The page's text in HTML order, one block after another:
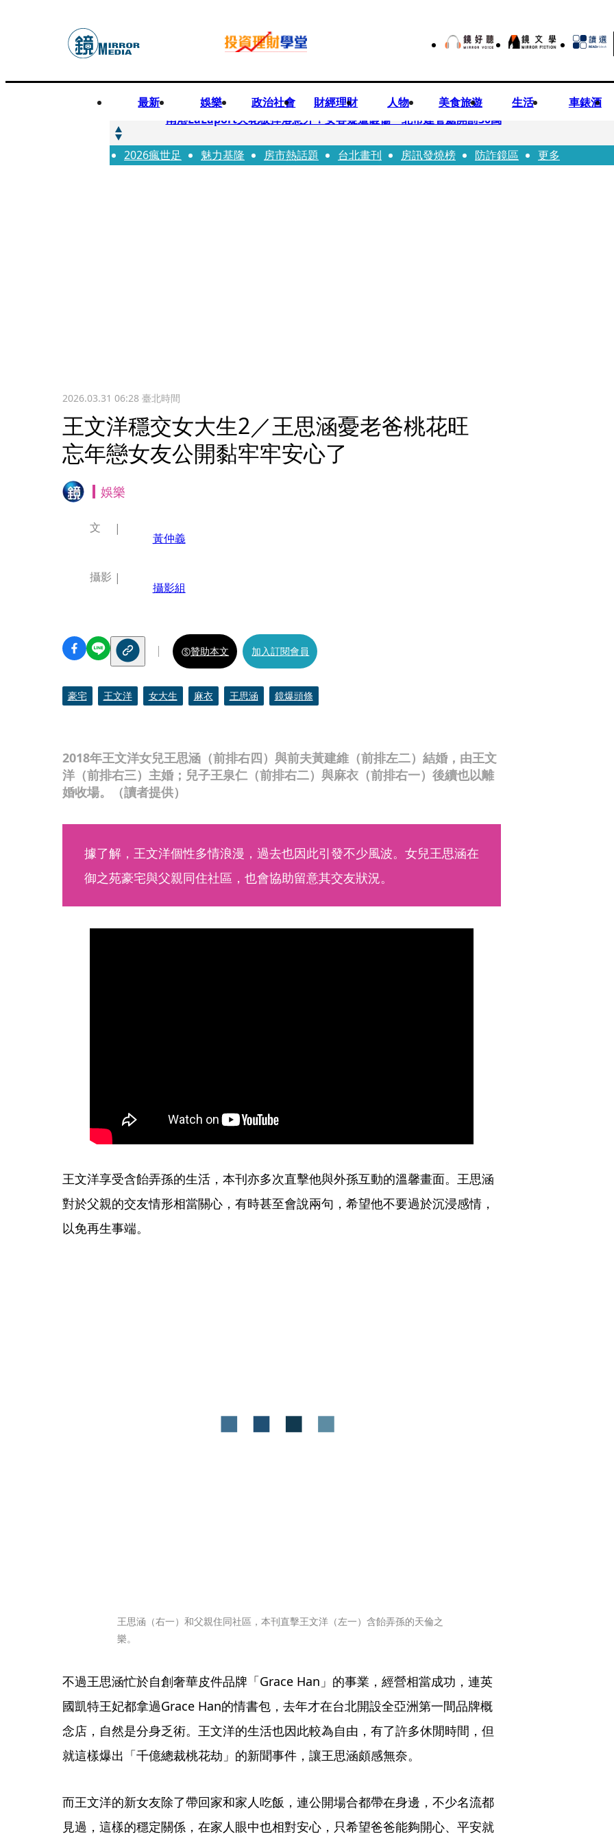
最新 娛樂 政治社會 財經理財 人物 美食旅遊 生活 車錶酒
快訊
南港LaLaport天花板掉落意外！女客疑遭砸傷 北市建管處開罰30萬
快訊
川普又出招！多晶矽產品課15%關稅12月生效 經濟部回應了
2026瘋世足 魅力基隆 房市熱話題 台北畫刊 房訊發燒榜 防詐鏡區 更多
2026.03.31 06:28臺北時間
王文洋穩交女大生2／王思涵憂老爸桃花旺
忘年戀女友公開黏牢牢安心了
娛樂
2018年王文洋女兒王思涵（前排右四）與前夫黃建維（前排左二）結婚，由王文
洋（前排右三）主婚；兒子王泉仁（前排右二）與麻衣（前排右一）後續也以離
婚收場。（讀者提供）
文
黃仲義
攝影
攝影組
贊助本文 加入訂閱會員
豪宅 王文洋 女大生 麻衣 王思涵 鏡爆頭條
據了解，王文洋個性多情浪漫，過去也因此引發不少風波。女兒王思涵在
御之苑豪宅與父親同住社區，也會協助留意其交友狀況。
王文洋享受含飴弄孫的生活，本刊亦多次直擊他與外孫互動的溫馨畫面。王思涵
對於父親的交友情形相當關心，有時甚至會說兩句，希望他不要過於沉浸感情，
以免再生事端。
王思涵（右一）和父親住同社區，本刊直擊王文洋（左一）含飴弄孫的天倫之
樂。
不過王思涵忙於自創奢華皮件品牌「Grace Han」的事業，經營相當成功，連英
國凱特王妃都拿過Grace Han的情書包，去年才在台北開設全亞洲第一間品牌概
念店，自然是分身乏術。王文洋的生活也因此較為自由，有了許多休閒時間，但
就這樣爆出「千億總裁桃花劫」的新聞事件，讓王思涵頗感無奈。
而王文洋的新女友除了帶回家和家人吃飯，連公開場合都帶在身邊，不少名流都
見過，這樣的穩定關係，在家人眼中也相對安心，只希望爸爸能夠開心、平安就